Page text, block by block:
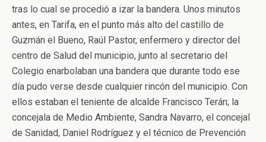
tras lo cual se procedió a izar la bandera. Unos minutos
antes, en Tarifa, en el punto más alto del castillo de
Guzmán el Bueno, Raúl Pastor, enfermero y director del
centro de Salud del municipio, junto al secretario del
Colegio enarbolaban una bandera que durante todo ese
día pudo verse desde cualquier rincón del municipio. Con
ellos estaban el teniente de alcalde Francisco Terán; la
concejala de Medio Ambiente, Sandra Navarro, el concejal
de Sanidad, Daniel Rodríguez y el técnico de Prevención